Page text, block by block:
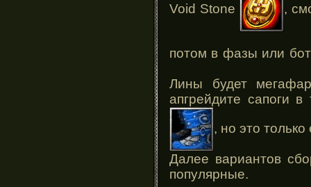
Void Stone ,
потом в фазы или
Лины будет
апгрейдите сапоги
, но это
Далее вариантов
популярные.